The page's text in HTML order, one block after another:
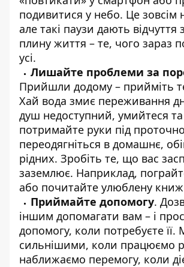
подивитися у небо. Це зовсім
але такі паузи дають відчуття
плину життя – те, чого зараз
усі.
Лишайте проблеми за
Прийшли додому – прийміть
Хай вода змиє переживання
душ недоступний, умийтеся та
потримайте руки під
переодягніться в домашнє,
рідних. Зробіть те, що вас
заземлює. Наприклад,
або почитайте улюблену
Приймайте допомогу.
іншим допомагати вам – і
допомогу, коли потребуєте її.
сильнішими, коли працюємо
наближаємо перемогу, коли